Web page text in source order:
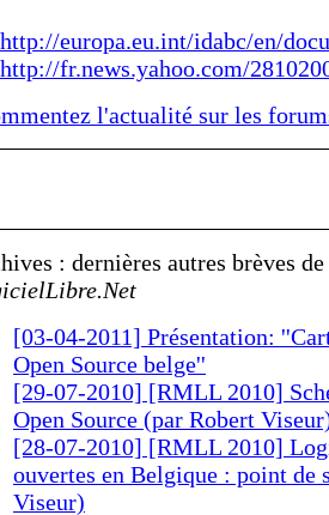
http://europa.eu.int/idabc/en/
http://fr.news.yahoo.com/
l'actualité sur les
: dernières autres brèves
[03-04-2011] Présentation:
Open Source belge''
[29-07-2010] [RMLL 2010]
Open Source (par Robert
[28-07-2010] [RMLL 2010]
ouvertes en Belgique : point de
Viseur)